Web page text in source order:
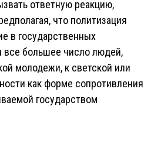
ответную реакцию,
что политизация
в государственных
все большее число людей,
молодежи, к светской или
как форме сопротивления
государством